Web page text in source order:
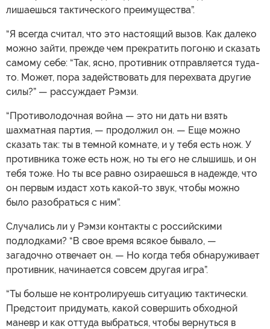
лишаешься тактического преимущества”.
“Я всегда считал, что это настоящий вызов. Как далеко
можно зайти, прежде чем прекратить погоню и сказать
самому себе: “Так, ясно, противник отправляется туда-
то. Может, пора задействовать для перехвата другие
силы?” — рассуждает Рэмзи.
“Противолодочная война — это ни дать ни взять
шахматная партия, — продолжил он. — Еще можно
сказать так: ты в темной комнате, и у тебя есть нож. У
противника тоже есть нож, но ты его не слышишь, и он
тебя тоже. Но ты все равно озираешься в надежде, что
он первым издаст хоть какой-то звук, чтобы можно
было разобраться с ним”.
Случались ли у Рэмзи контакты с российскими
подлодками? “В свое время всякое бывало, —
загадочно отвечает он. — Но когда тебя обнаруживает
противник, начинается совсем другая игра”.
“Ты больше не контролируешь ситуацию тактически.
Предстоит придумать, какой совершить обходной
маневр и как оттуда выбраться, чтобы вернуться в